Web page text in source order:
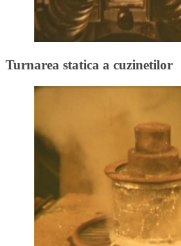
Turnarea statica a cuzinetilor